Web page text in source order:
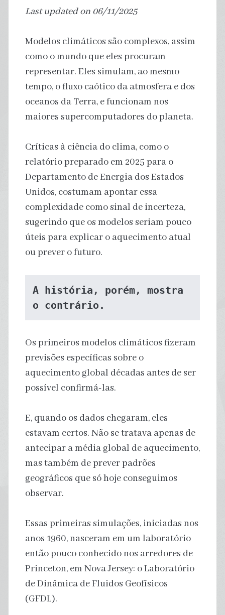
Last updated on 06/11/2025
Modelos climáticos são complexos, assim
como o mundo que eles procuram
representar. Eles simulam, ao mesmo
tempo, o fluxo caótico da atmosfera e dos
oceanos da Terra, e funcionam nos
maiores supercomputadores do planeta.
Críticas à ciência do clima, como o
relatório preparado em 2025 para o
Departamento de Energia dos Estados
Unidos, costumam apontar essa
complexidade como sinal de incerteza,
sugerindo que os modelos seriam pouco
úteis para explicar o aquecimento atual
ou prever o futuro.
A história, porém, mostra
o contrário.
Os primeiros modelos climáticos fizeram
previsões específicas sobre o
aquecimento global décadas antes de ser
possível confirmá-las.
E, quando os dados chegaram, eles
estavam certos. Não se tratava apenas de
antecipar a média global de aquecimento,
mas também de prever padrões
geográficos que só hoje conseguimos
observar.
Essas primeiras simulações, iniciadas nos
anos 1960, nasceram em um laboratório
então pouco conhecido nos arredores de
Princeton, em Nova Jersey: o Laboratório
de Dinâmica de Fluidos Geofísicos
(GFDL).